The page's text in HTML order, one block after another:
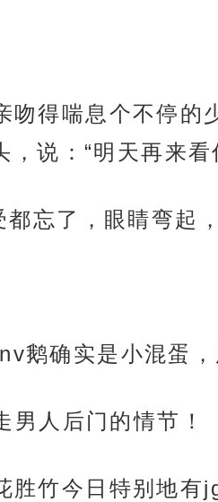
得喘息个不停的
说：“明天再来看
忘了，眼睛弯起
鹅确实是小混蛋
人后门的情节！
竹今日特别地有